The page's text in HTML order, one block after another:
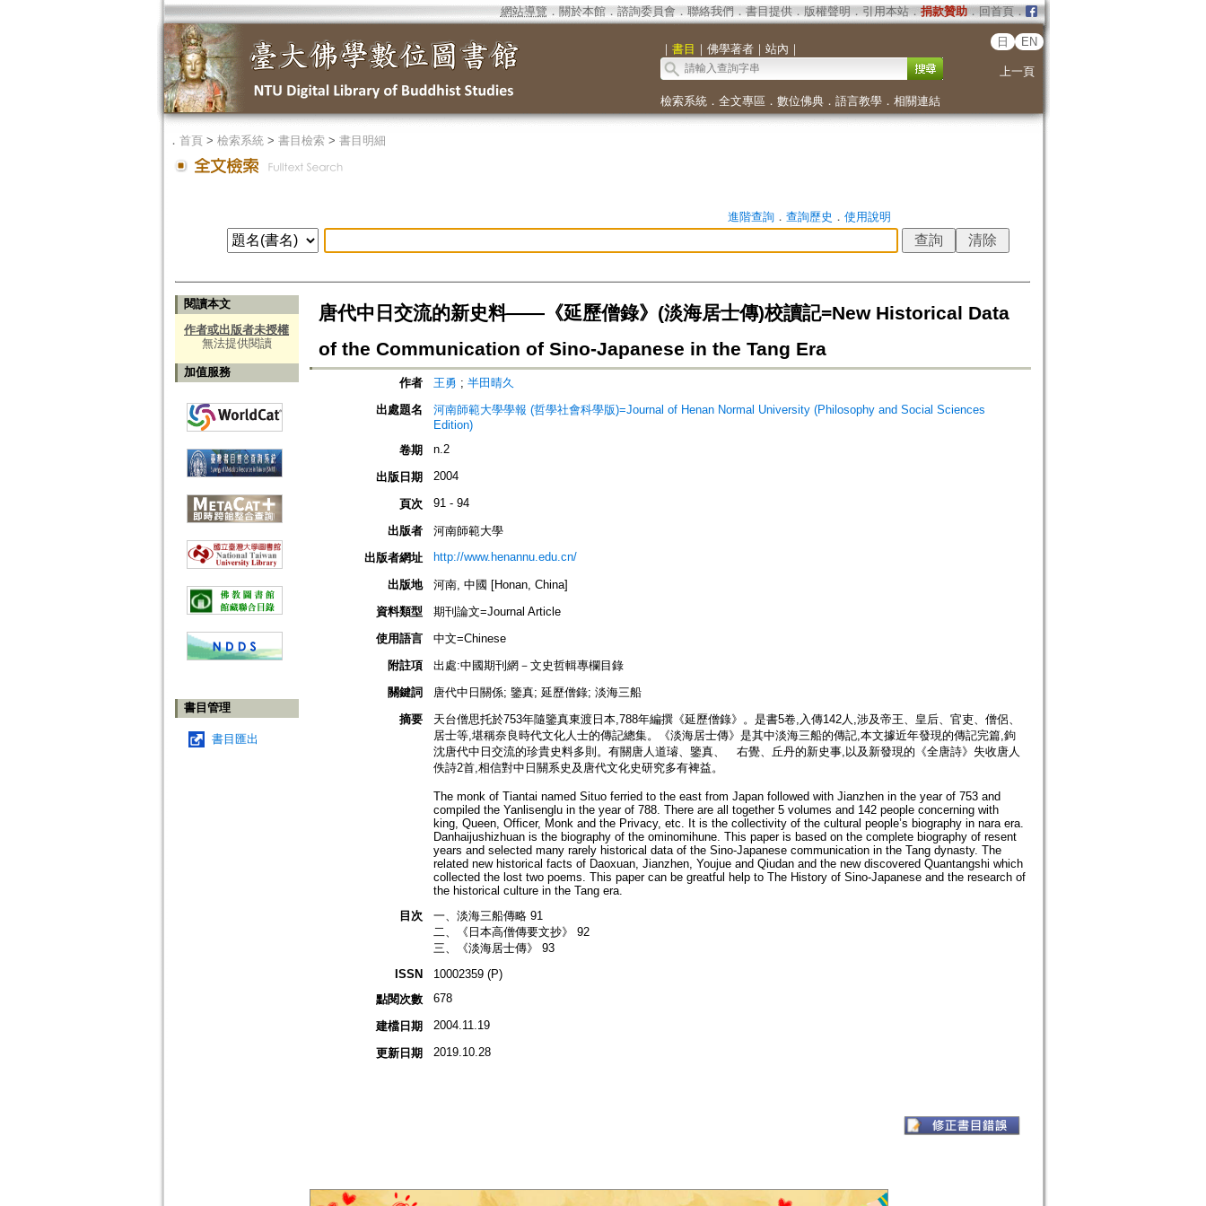
網站導覽 ． 關於本館． 諮詢委員會． 聯絡我們 ． 書目提供． 版權聲明 ． 引用本站． 捐款贊助．回首頁．
｜ 書目 ｜ 佛學著者｜ 站內 ｜
日 EN
上一頁
檢索系統． 全文專區 ． 數位佛典． 語言教學． 相關連結
． 首頁> 檢索系統> 書目檢索> 書目明細
進階查詢． 查詢歷史 ． 使用說明
閱讀本文
作者或出版者未授權
無法提供閱讀
加值服務
書目管理
書目匯出
唐代中日交流的新史料——《延歷僧錄》(淡海居士傳)校讀記=New Historical Data
of the Communication of Sino-Japanese in the Tang Era
作者 王勇 ; 半田晴久
出處題名
河南師範大學學報 (哲學社會科學版)=Journal of Henan Normal University (Philosophy and Social Sciences
Edition)
卷期
n.2
出版日期 2004
頁次 91 - 94
出版者
河南師範大學
出版者網址
http://www.henannu.edu.cn/
出版地
河南, 中國 [Honan, China]
資料類型
期刊論文=Journal Article
使用語言
中文=Chinese
附註項
出處:中國期刊網－文史哲輯專欄目錄
關鍵詞
唐代中日關係; 鑒真; 延歷僧錄; 淡海三船
摘要
天台僧思托於753年隨鑒真東渡日本,788年編撰《延歷僧錄》。是書5卷,入傳142人,涉及帝王、皇后、官吏、僧侶、
居士等,堪稱奈良時代文化人士的傳記總集。《淡海居士傳》是其中淡海三船的傳記,本文據近年發現的傳記完篇,鉤
沈唐代中日交流的珍貴史料多則。有關唐人道璿、鑒真、 右覺、丘丹的新史事,以及新發現的《全唐詩》失收唐人
佚詩2首,相信對中日關系史及唐代文化史研究多有裨益。
The monk of Tiantai named Situo ferried to the east from Japan followed with Jianzhen in the year of 753 and
compiled the Yanlisenglu in the year of 788. There are all together 5 volumes and 142 people concerning with
king, Queen, Officer, Monk and the Privacy, etc. It is the collectivity of the cultural people’s biography in nara era.
Danhaijushizhuan is the biography of the ominomihune. This paper is based on the complete biography of resent
years and selected many rarely historical data of the Sino-Japanese communication in the Tang dynasty. The
related new historical facts of Daoxuan, Jianzhen, Youjue and Qiudan and the new discovered Quantangshi which
collected the lost two poems. This paper can be greatful help to The History of Sino-Japanese and the research of
the historical culture in the Tang era.
目次
一、淡海三船傳略 91
二、《日本高僧傳要文抄》 92
三、《淡海居士傳》 93
ISSN
10002359 (P)
點閱次數
678
建檔日期 2004.11.19
更新日期 2019.10.28